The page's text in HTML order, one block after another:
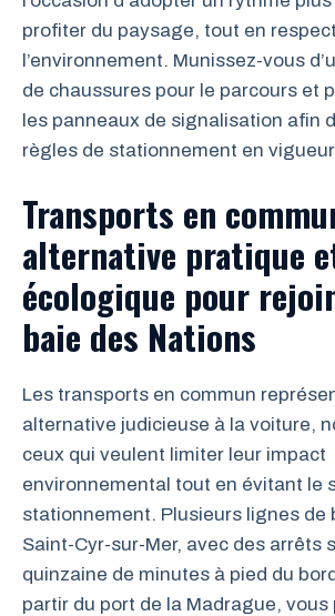
profiter du paysage, tout en
l’environnement. Munissez-vous
de chaussures pour le parcours et
les panneaux de signalisation afin
règles de stationnement en
Transports en
alternative pratique
écologique pour
baie des Nations
Les transports en commun
alternative judicieuse à la voiture,
ceux qui veulent limiter leur impact
environnemental tout en évitant le
stationnement. Plusieurs lignes de
Saint-Cyr-sur-Mer, avec des arrêts
quinzaine de minutes à pied du
partir du port de la Madrague, vous